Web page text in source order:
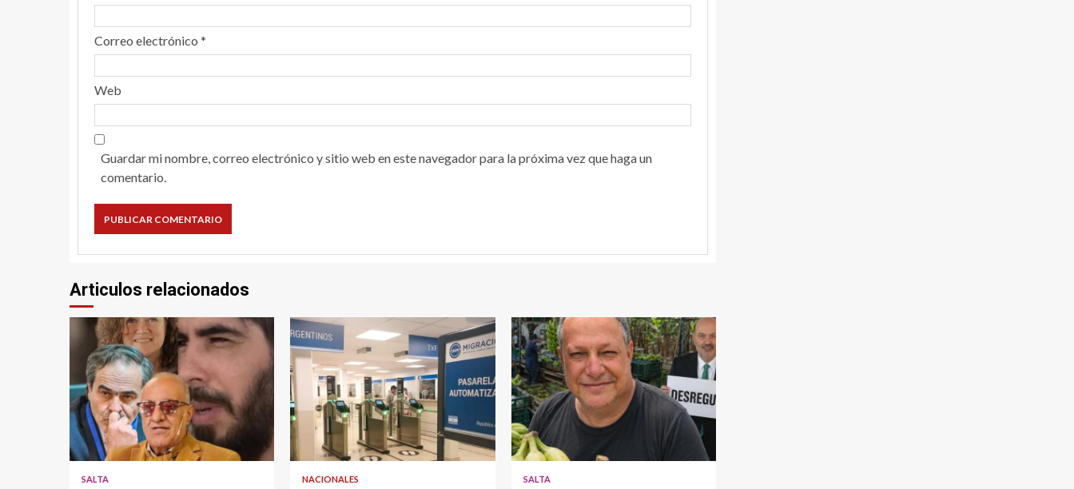
Correo electrónico *
Web
Guardar mi nombre, correo electrónico y sitio web en este navegador para la próxima vez que haga un
comentario.
Articulos relacionados
SALTA NACIONALES SALTA